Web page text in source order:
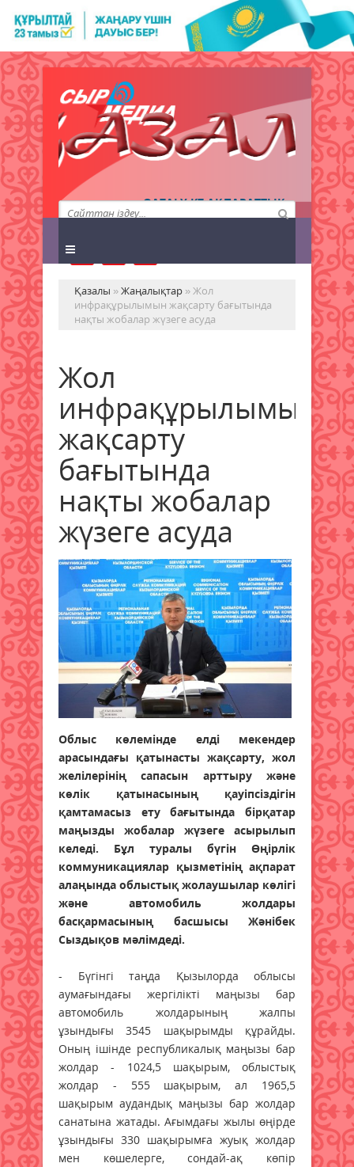
QAZALY.KZ АҚПАРАТТЫҚ
АГЕНТТІГІ
Қазалы »Жаңалықтар » Жол
инфрақұрылымын жақсарту бағытында
нақты жобалар жүзеге асуда
Жол
инфрақұрылымын
жақсарту
бағытында
нақты жобалар
жүзеге асуда
Облыс көлемінде елді мекендер
арасындағы қатынасты жақсарту, жол
желілерінің сапасын арттыру және
көлік қатынасының қауіпсіздігін
қамтамасыз ету бағытында бірқатар
маңызды жобалар жүзеге асырылып
келеді. Бұл туралы бүгін Өңірлік
коммуникациялар қызметінің ақпарат
алаңында облыстық жолаушылар көлігі
және автомобиль жолдары
басқармасының басшысы Жәнібек
Сыздықов мәлімдеді.
- Бүгінгі таңда Қызылорда облысы
аумағындағы жергілікті маңызы бар
автомобиль жолдарының жалпы
ұзындығы 3545 шақырымды құрайды.
Оның ішінде республикалық маңызы бар
жолдар - 1024,5 шақырым, облыстық
жолдар - 555 шақырым, ал 1965,5
шақырым аудандық маңызы бар жолдар
санатына жатады. Ағымдағы жылы өңірде
ұзындығы 330 шақырымға жуық жолдар
мен көшелерге, сондай-ақ көпір